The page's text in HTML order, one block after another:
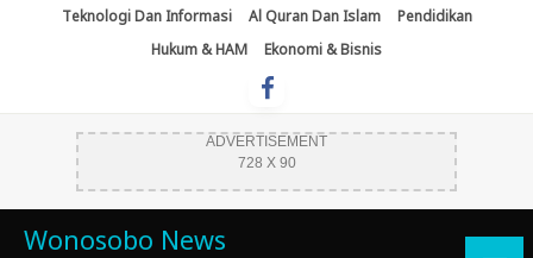
Teknologi Dan Informasi Al Quran Dan Islam
Pendidikan
Hukum & HAM
Ekonomi & Bisnis
ADVERTISEMENT
728 X 90
Wonosobo News